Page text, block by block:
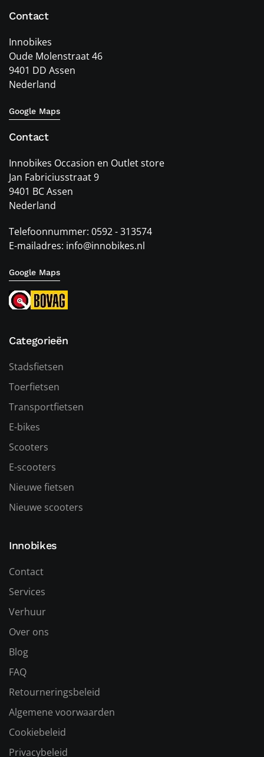
Contact
Innobikes
Oude Molenstraat 46
9401 DD Assen
Nederland
Google Maps
Contact
Innobikes Occasion en Outlet store
Jan Fabriciusstraat 9
9401 BC Assen
Nederland
Telefoonnummer: 0592 - 313574
E-mailadres: info@innobikes.nl
Google Maps
Categorieën
Stadsfietsen
Toerfietsen
Transportfietsen
E-bikes
Scooters
E-scooters
Nieuwe fietsen
Nieuwe scooters
Innobikes
Contact
Services
Verhuur
Over ons
Blog
FAQ
Retourneringsbeleid
Algemene voorwaarden
Cookiebeleid
Privacybeleid